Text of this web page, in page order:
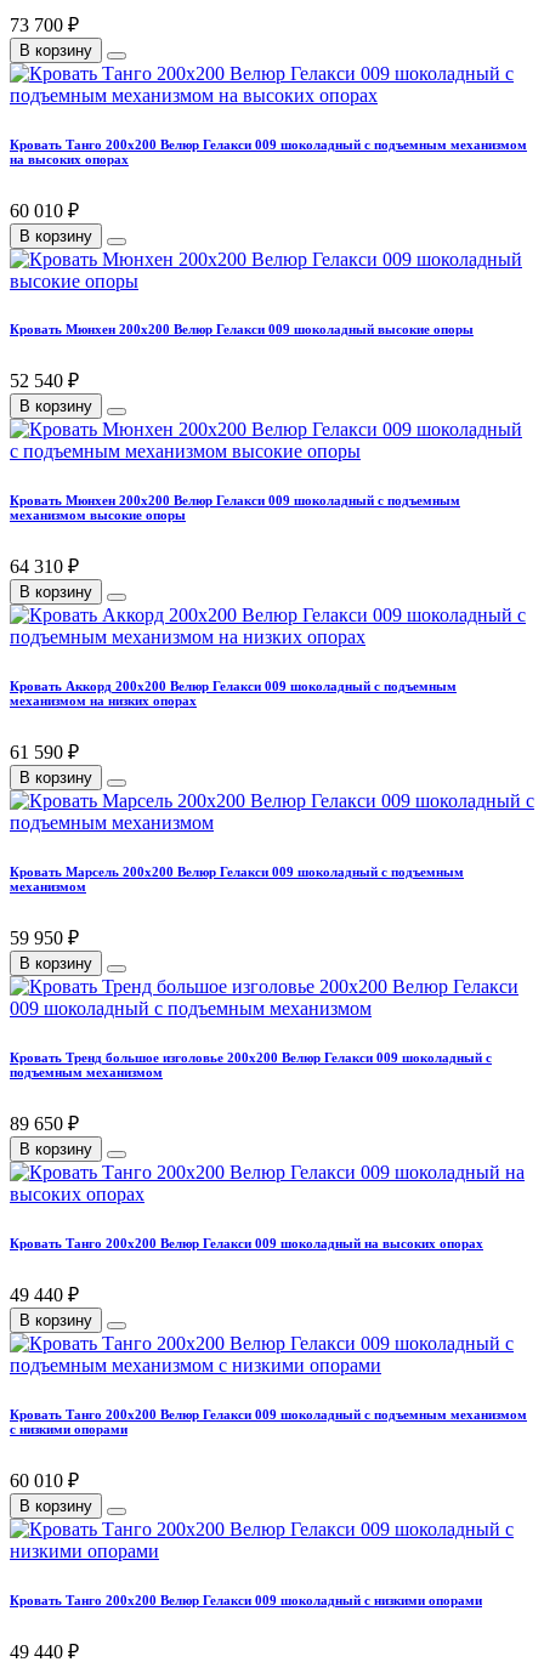
73 700 ₽
В корзину
Кровать Танго 200х200 Велюр Гелакси 009 шоколадный с подъемным механизмом
на высоких опорах
60 010 ₽
В корзину
Кровать Мюнхен 200х200 Велюр Гелакси 009 шоколадный высокие опоры
52 540 ₽
В корзину
Кровать Мюнхен 200х200 Велюр Гелакси 009 шоколадный с подъемным
механизмом высокие опоры
64 310 ₽
В корзину
Кровать Аккорд 200х200 Велюр Гелакси 009 шоколадный с подъемным
механизмом на низких опорах
61 590 ₽
В корзину
Кровать Марсель 200х200 Велюр Гелакси 009 шоколадный с подъемным
механизмом
59 950 ₽
В корзину
Кровать Тренд большое изголовье 200х200 Велюр Гелакси 009 шоколадный с
подъемным механизмом
89 650 ₽
В корзину
Кровать Танго 200х200 Велюр Гелакси 009 шоколадный на высоких опорах
49 440 ₽
В корзину
Кровать Танго 200х200 Велюр Гелакси 009 шоколадный с подъемным механизмом
с низкими опорами
60 010 ₽
В корзину
Кровать Танго 200х200 Велюр Гелакси 009 шоколадный с низкими опорами
49 440 ₽